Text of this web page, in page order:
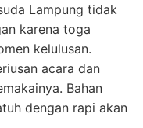
Lampung tidak
karena toga
kelulusan.
acara dan
Bahan
dengan rapi akan